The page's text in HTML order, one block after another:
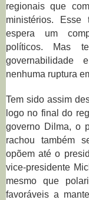
regionais que
ministérios. Esse
espera um
políticos. Mas
governabilidade
nenhuma ruptura
Tem sido assim
logo no final do
governo Dilma, o
rachou também
opõem até o
vice-presidente
mesmo que
favoráveis a